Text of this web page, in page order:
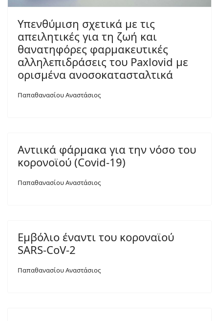
Yπενθύμιση σχετικά με τις
απειλητικές για τη ζωή και
θανατηφόρες φαρμακευτικές
αλληλεπιδράσεις του Paxlovid με
ορισμένα ανοσοκατασταλτικά
Παπαθανασίου Αναστάσιος
Αντιικά φάρμακα για την νόσο του
κορονοϊού (Covid-19)
Παπαθανασίου Αναστάσιος
Εμβόλιο έναντι του κοροναϊού
SARS-CoV-2
Παπαθανασίου Αναστάσιος